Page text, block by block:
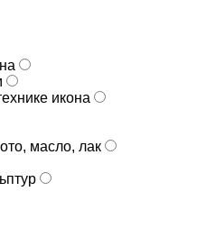
икона
масло, лак